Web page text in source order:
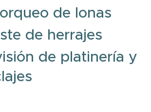
de lonas
de herrajes
de platinería y